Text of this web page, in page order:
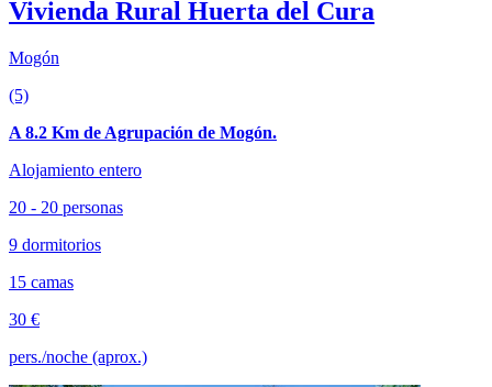
Vivienda Rural Huerta del Cura
Mogón
(5)
A 8.2 Km de Agrupación de Mogón.
Alojamiento entero
20 - 20 personas
9 dormitorios
15 camas
30 €
pers./noche (aprox.)